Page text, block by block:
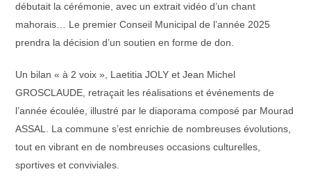
débutait la cérémonie, avec un extrait vidéo d’un chant
mahorais… Le premier Conseil Municipal de l’année 2025
prendra la décision d’un soutien en forme de don.
Un bilan « à 2 voix », Laetitia JOLY et Jean Michel
GROSCLAUDE, retraçait les réalisations et événements de
l’année écoulée, illustré par le diaporama composé par Mourad
ASSAL. La commune s’est enrichie de nombreuses évolutions,
tout en vibrant en de nombreuses occasions culturelles,
sportives et conviviales.